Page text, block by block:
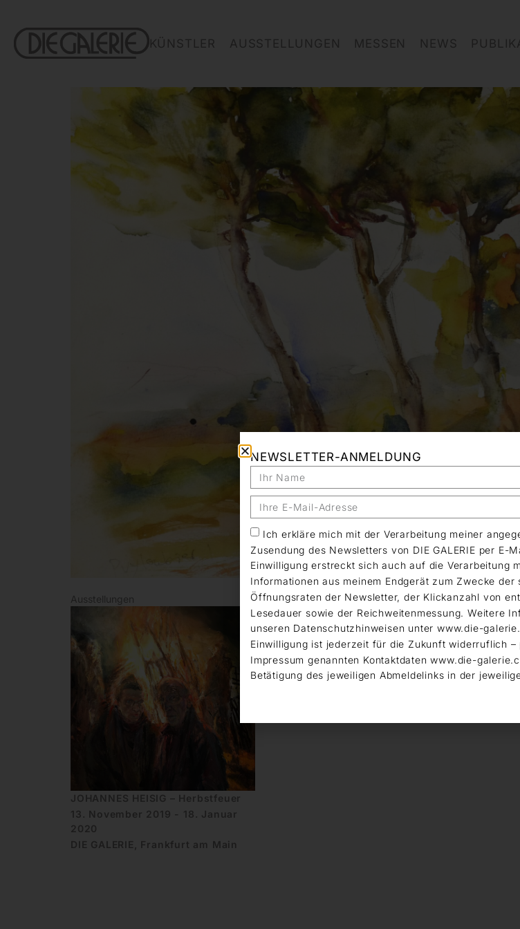
KÜNSTLER AUSSTELLUNGEN MESSEN NEWS
Ausstellungen
JOHANNES HEISIG – Herbstfeuer
13. November 2019 - 18. Januar
2020
DIE GALERIE, Frankfurt am Main
NEWSLETTER-ANMELDUNG
Ich erkläre mich mit der Verarbeitung meiner
Zusendung des Newsletters von DIE GALERIE per E-
Einwilligung erstreckt sich auch auf die Verarbeitung
Informationen aus meinem Endgerät zum Zwecke der
Öffnungsraten der Newsletter, der Klickanzahl von
Lesedauer sowie der Reichweitenmessung. Weitere
unseren Datenschutzhinweisen unter www.die-
Einwilligung ist jederzeit für die Zukunft widerruflich –
Impressum genannten Kontaktdaten www.die-
Betätigung des jeweiligen Abmeldelinks in der